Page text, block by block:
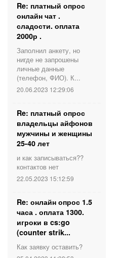
Re: платный опрос
онлайн чат .
сладости. оплата
2000р .
Заполнил анкету, но
нигде не запрошены
личные данные
(телефон, ФИО). К...
20.06.2023 12:29:06
Re: платный опрос
владельцы айфонов
мужчины и женщины
25-40 лет
и как записываться??
контактов нет
22.05.2023 15:12:59
Re: онлайн опрос 1.5
часа . оплата 1300.
игроки в cs:go
(counter strik...
Как заявку оставить?